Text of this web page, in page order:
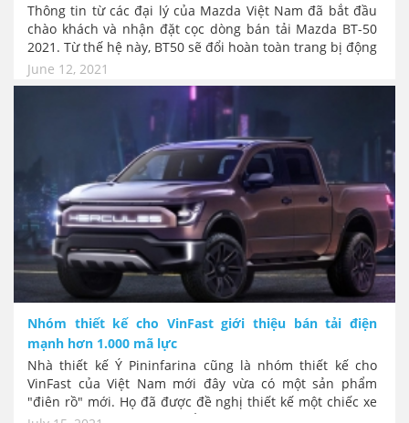
Thông tin từ các đại lý của Mazda Việt Nam đã bắt đầu
chào khách và nhận đặt cọc dòng bán tải Mazda BT-50
2021. Từ thế hệ này, BT50 sẽ đổi hoàn toàn trang bị động
cơ, dùng chung máy với Isuzu D-max. Tuy nhiên động cơ
diesel 1.9L được coi là trang bị rất khó để cạnh tranh với
các đối thủ khác tại Việt Nam.
June 12, 2021
Nhóm thiết kế cho VinFast giới thiệu bán tải điện
mạnh hơn 1.000 mã lực
Nhà thiết kế Ý Pininfarina cũng là nhóm thiết kế cho
VinFast của Việt Nam mới đây vừa có một sản phẩm
"điên rồ" mới. Họ đã được đề nghị thiết kế một chiếc xe
bán tải chạy hoàn toàn bằng điện, mạnh tới 1000 Mã